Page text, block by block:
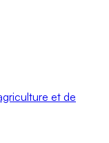
et de